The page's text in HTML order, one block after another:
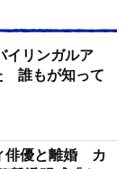
イリンガルア
誰もが知って
俳優と離婚 カ